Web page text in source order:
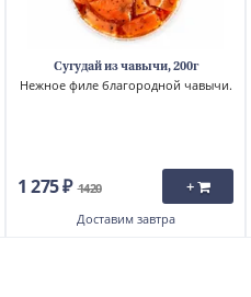
Сугудай из чавычи, 200г
Нежное филе благородной чавычи.
1 275 ₽ 1420 +
Доставим завтра